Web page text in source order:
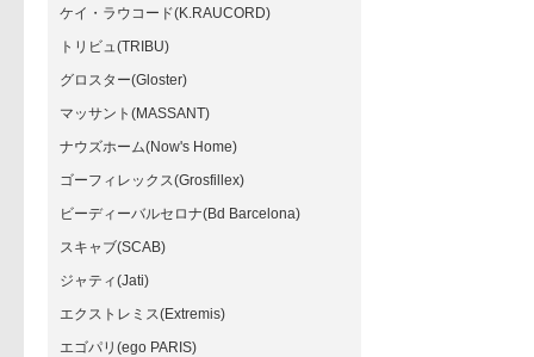
ケイ・ラウコード(K.RAUCORD)
トリビュ(TRIBU)
グロスター(Gloster)
マッサント(MASSANT)
ナウズホーム(Now's Home)
ゴーフィレックス(Grosfillex)
ビーディーバルセロナ(Bd Barcelona)
スキャブ(SCAB)
ジャティ(Jati)
エクストレミス(Extremis)
エゴパリ(ego PARIS)